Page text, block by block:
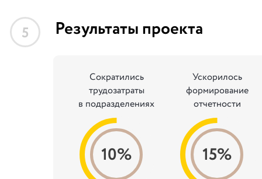
5 Результаты проекта
Сократились
трудозатраты
в подразделениях
10%
Ускорилось
формирование
отчетности
15%